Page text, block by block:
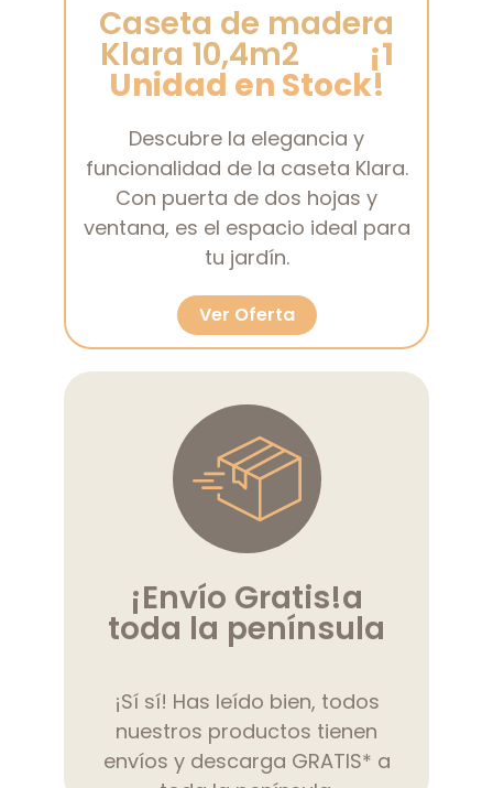
¡Envío Gratis!a
toda la península
¡Sí sí! Has leído bien, todos
nuestros productos tienen
envíos y descarga GRATIS* a
Caseta de madera
Klara 10,4m2 ¡1
Unidad en Stock!
Descubre la elegancia y
funcionalidad de la caseta Klara.
Con puerta de dos hojas y
ventana, es el espacio ideal para
tu jardín.
Ver Oferta